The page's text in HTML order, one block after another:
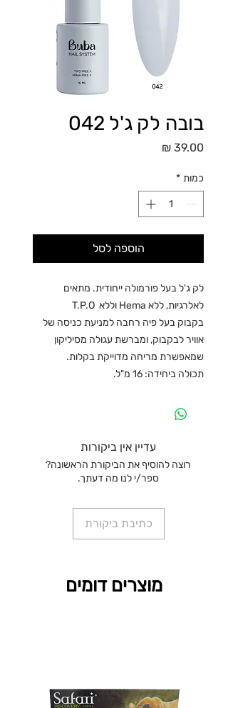
בובה לק ג'ל 042
כמות *
הוספה לסל
לק ג'ל בעל פורמולה ייחודית. מתאים
לאלרגיות, ללא Hema וללא T.P.O
בקבוק בעל פיה רחבה למניעת כניסה של
אוויר לבקבוק, ומברשת עגולה מסיליקון
שמאפשרת מריחה מדוייקת בקלות.
תכולה ביחידה: 16 מ"ל.
עדיין אין ביקורות
רוצה להוסיף את הביקורת הראשונה?
ספר/י לנו מה דעתך.
כתיבת ביקורת
מוצרים דומים